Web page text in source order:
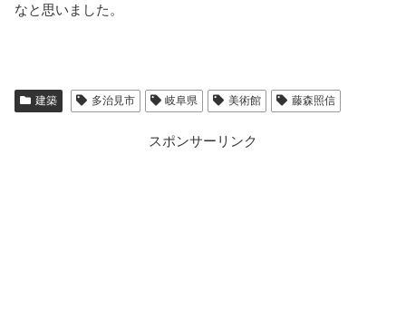
なと思いました。
建築 多治見市 岐阜県 美術館 藤森照信
スポンサーリンク